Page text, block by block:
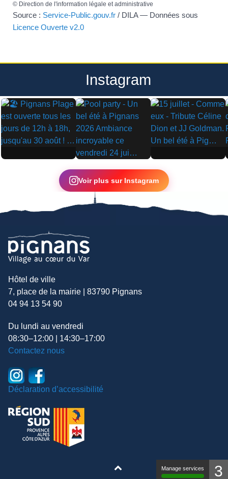
© Direction de l'information légale et administrative
Source : Service-Public.gouv.fr / DILA — Données sous
Licence Ouverte v2.0
Instagram
▶
▶
▶
Voir plus sur Instagram
Hôtel de ville
7, place de la mairie | 83790 Pignans
04 94 13 54 90
Du lundi au vendredi
08:30–12:00 | 14:30–17:00
Contactez nous
Déclaration d’accessibilité
Manage services 3